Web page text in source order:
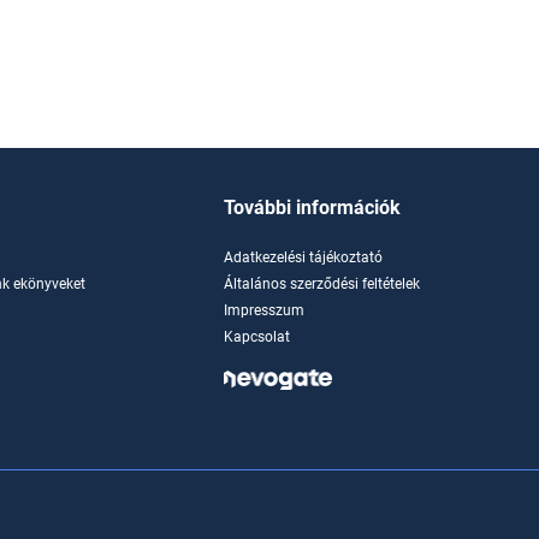
ekönyveket
További információk
Adatkezelési tájékoztató
Általános szerződési feltételek
Impresszum
Kapcsolat